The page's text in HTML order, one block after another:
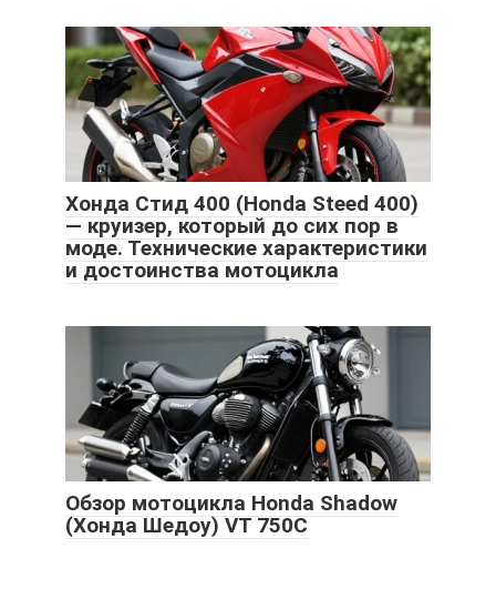
Хонда Стид 400 (Honda Steed 400)
— круизер, который до сих пор в
моде. Технические характеристики
и достоинства мотоцикла
Обзор мотоцикла Honda Shadow
(Хонда Шедоу) VT 750C